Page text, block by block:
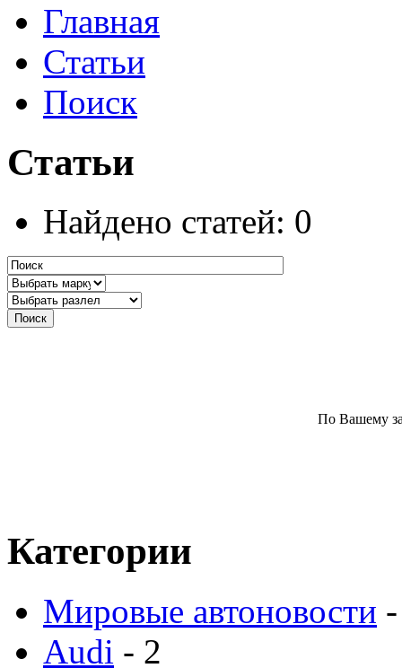
Главная
Статьи
Поиск
Статьи
Найдено статей: 0
По Вашему
Категории
Мировые автоновости
Audi - 2